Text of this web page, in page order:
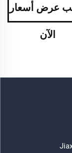
عرض أسعار
الآن